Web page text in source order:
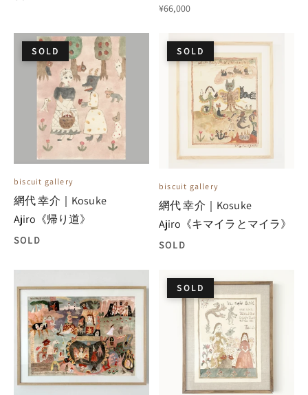
¥66,000
SOLD
biscuit gallery
網代 幸介｜Kosuke
Ajiro《帰り道》
SOLD
SOLD
biscuit gallery
網代 幸介｜Kosuke
Ajiro《キマイラとマイラ》
SOLD
SOLD